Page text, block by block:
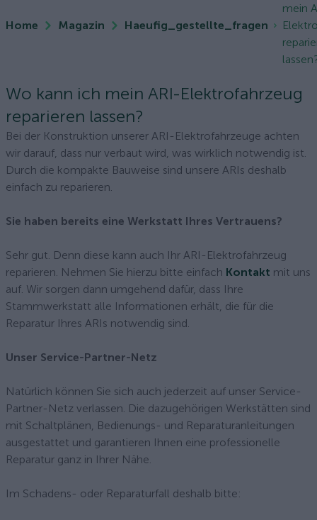
Home Magazin Haeufig_gestellte_fragen
mein
Wo kann ich mein ARI-Elektrofahrzeug
reparieren lassen?
Bei der Konstruktion unserer ARI-Elektrofahrzeuge achten
wir darauf, dass nur verbaut wird, was wirklich notwendig ist.
Durch die kompakte Bauweise sind unsere ARIs deshalb
einfach zu reparieren.
Sie haben bereits eine Werkstatt Ihres Vertrauens?
Sehr gut. Denn diese kann auch Ihr ARI-Elektrofahrzeug
reparieren. Nehmen Sie hierzu bitte einfach Kontakt mit uns
auf. Wir sorgen dann umgehend dafür, dass Ihre
Stammwerkstatt alle Informationen erhält, die für die
Reparatur Ihres ARIs notwendig sind.
Unser Service-Partner-Netz
Natürlich können Sie sich auch jederzeit auf unser Service-
Partner-Netz verlassen. Die dazugehörigen Werkstätten sind
mit Schaltplänen, Bedienungs- und Reparaturanleitungen
ausgestattet und garantieren Ihnen eine professionelle
Reparatur ganz in Ihrer Nähe.
Im Schadens- oder Reparaturfall deshalb bitte: